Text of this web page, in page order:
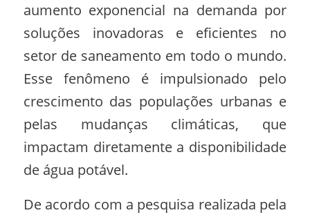
aumento exponencial na demanda por
soluções inovadoras e eficientes no
setor de saneamento em todo o mundo.
Esse fenômeno é impulsionado pelo
crescimento das populações urbanas e
pelas mudanças climáticas, que
impactam diretamente a disponibilidade
de água potável.
De acordo com a pesquisa realizada pela